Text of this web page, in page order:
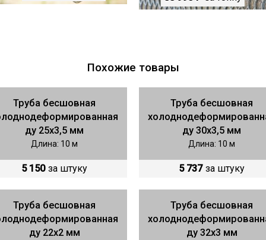
Похожие товары
Труба бесшовная
ду 25х3,5 мм
Длина: 10 м
5 150 за штуку
Труба бесшовная
ду 30х3,5 мм
Длина: 10 м
5 737 за штуку
Труба бесшовная
ду 22х2 мм
Труба бесшовная
ду 32х3 мм